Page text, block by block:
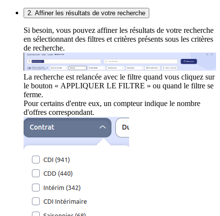
2. Affiner les résultats de votre recherche
Si besoin, vous pouvez affiner les résultats de votre recherche
en sélectionnant des filtres et critères présents sous les critères
de recherche.
La recherche est relancée avec le filtre quand vous cliquez sur
le bouton « APPLIQUER LE FILTRE » ou quand le filtre se
ferme.
Pour certains d'entre eux, un compteur indique le nombre
d'offres correspondant.